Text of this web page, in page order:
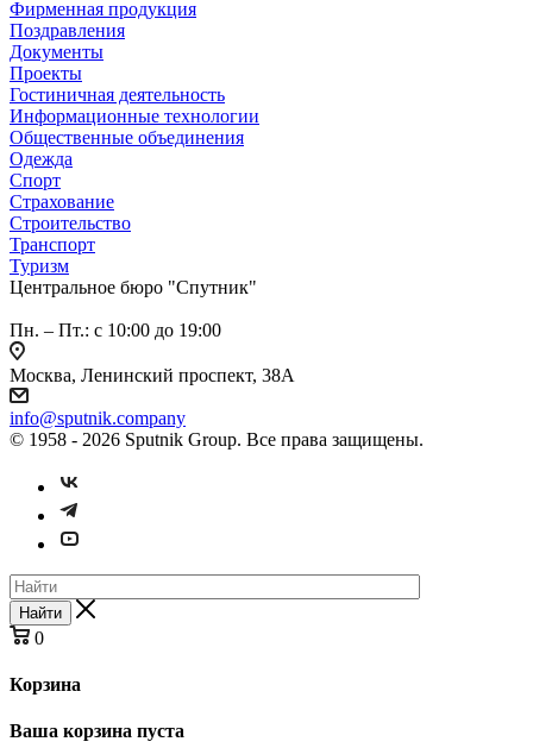
Фирменная продукция
Поздравления
Документы
Проекты
Гостиничная деятельность
Информационные технологии
Общественные объединения
Одежда
Спорт
Страхование
Строительство
Транспорт
Туризм
Центральное бюро "Спутник"
Пн. – Пт.: с 10:00 до 19:00
Москва, Ленинский проспект, 38А
info@sputnik.company
© 1958 - 2026 Sputnik Group. Все права защищены.
Найти
0
Корзина
Ваша корзина пуста